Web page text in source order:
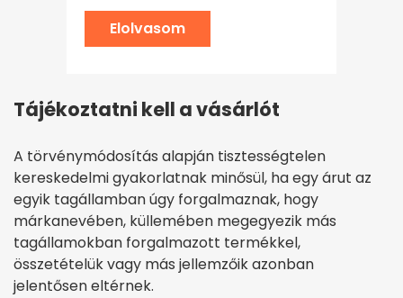
Elolvasom
Tájékoztatni kell a vásárlót
A törvénymódosítás alapján tisztességtelen
kereskedelmi gyakorlatnak minősül, ha egy árut az
egyik tagállamban úgy forgalmaznak, hogy
márkanevében, küllemében megegyezik más
tagállamokban forgalmazott termékkel,
összetételük vagy más jellemzőik azonban
jelentősen eltérnek.